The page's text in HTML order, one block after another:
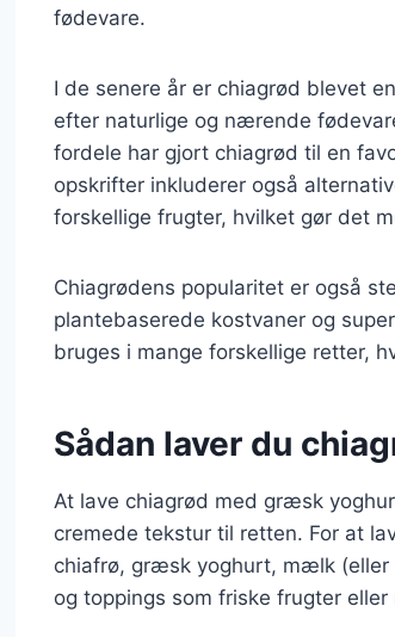
fødevare.
I de senere år er chiagrød blevet
efter naturlige og nærende
fordele har gjort chiagrød til en
opskrifter inkluderer også
forskellige frugter, hvilket gør det
Chiagrødens popularitet er også
plantebaserede kostvaner og
bruges i mange forskellige retter,
Sådan laver du
At lave chiagrød med græsk
cremede tekstur til retten. For at
chiafrø, græsk yoghurt, mælk (eller
og toppings som friske frugter eller